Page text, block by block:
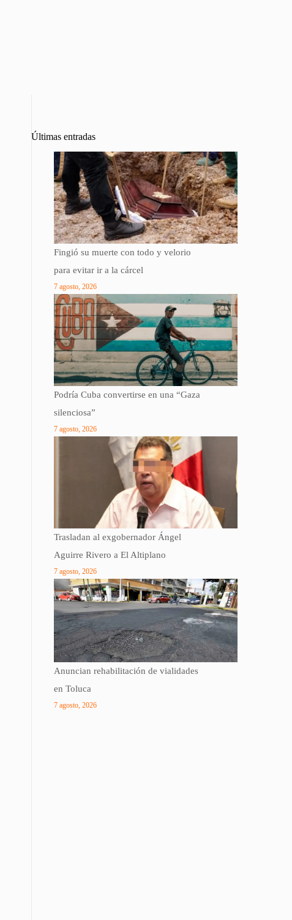
Últimas entradas
Fingió su muerte con todo y velorio
para evitar ir a la cárcel
7 agosto, 2026
Podría Cuba convertirse en una “Gaza
silenciosa”
7 agosto, 2026
Trasladan al exgobernador Ángel
Aguirre Rivero a El Altiplano
7 agosto, 2026
Anuncian rehabilitación de vialidades
en Toluca
7 agosto, 2026